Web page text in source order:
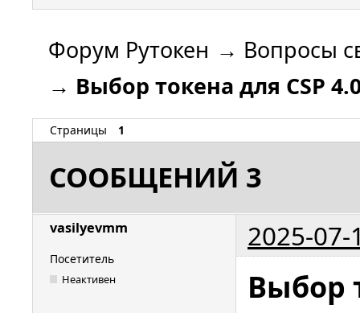
Форум Рутокен → Вопросы
→ Выбор токена для CSP
Страницы 1
СООБЩЕНИЙ 3
vasilyevmm 2025-07-
Посетитель
Неактивен Выбор